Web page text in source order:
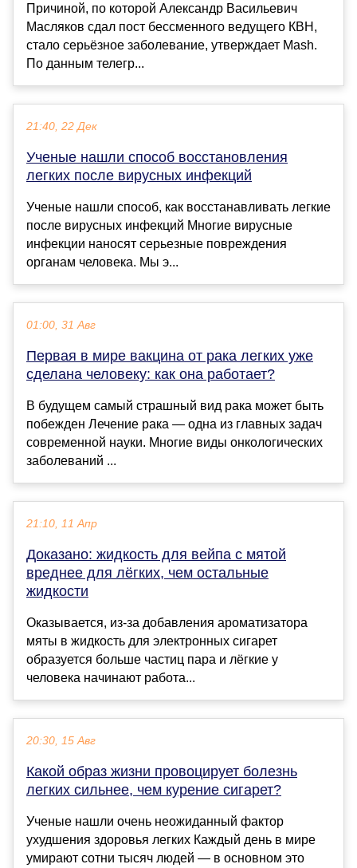
Причиной, по которой Александр Васильевич
Масляков сдал пост бессменного ведущего КВН,
стало серьёзное заболевание, утверждает Mash.
По данным телегр...
21:40, 22 Дек
Ученые нашли способ восстановления
легких после вирусных инфекций
Ученые нашли способ, как восстанавливать легкие
после вирусных инфекций Многие вирусные
инфекции наносят серьезные повреждения
органам человека. Мы э...
01:00, 31 Авг
Первая в мире вакцина от рака легких уже
сделана человеку: как она работает?
В будущем самый страшный вид рака может быть
побежден Лечение рака — одна из главных задач
современной науки. Многие виды онкологических
заболеваний ...
21:10, 11 Апр
Доказано: жидкость для вейпа с мятой
вреднее для лёгких, чем остальные
жидкости
Оказывается, из-за добавления ароматизатора
мяты в жидкость для электронных сигарет
образуется больше частиц пара и лёгкие у
человека начинают работа...
20:30, 15 Авг
Какой образ жизни провоцирует болезнь
легких сильнее, чем курение сигарет?
Ученые нашли очень неожиданный фактор
ухудшения здоровья легких Каждый день в мире
умирают сотни тысяч людей — в основном это